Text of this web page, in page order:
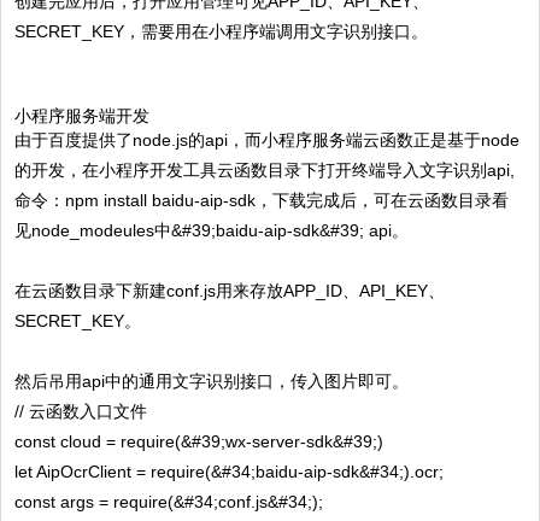
SECRET_KEY，需要用在小程序端调用文字识别接口。
小程序服务端开发
由于百度提供了node.js的api，而小程序服务端云函数正是基于node
的开发，在小程序开发工具云函数目录下打开终端导入文字识别api,
命令：npm install baidu-aip-sdk，下载完成后，可在云函数目录看
见node_modeules中&#39;baidu-aip-sdk&#39; api。
在云函数目录下新建conf.js用来存放APP_ID、API_KEY、
SECRET_KEY。
然后吊用api中的通用文字识别接口，传入图片即可。
// 云函数入口文件
const cloud = require(&#39;wx-server-sdk&#39;)
let AipOcrClient = require(&#34;baidu-aip-sdk&#34;).ocr;
const args = require(&#34;conf.js&#34;);